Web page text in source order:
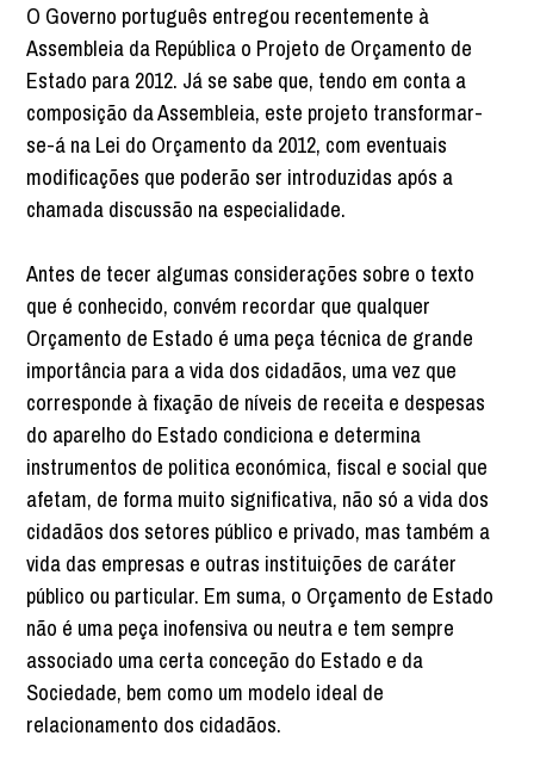
O Governo português entregou recentemente à
Assembleia da República o Projeto de Orçamento de
Estado para 2012. Já se sabe que, tendo em conta a
composição da Assembleia, este projeto transformar-
se-á na Lei do Orçamento da 2012, com eventuais
modificações que poderão ser introduzidas após a
chamada discussão na especialidade.
Antes de tecer algumas considerações sobre o texto
que é conhecido, convém recordar que qualquer
Orçamento de Estado é uma peça técnica de grande
importância para a vida dos cidadãos, uma vez que
corresponde à fixação de níveis de receita e despesas
do aparelho do Estado condiciona e determina
instrumentos de politica económica, fiscal e social que
afetam, de forma muito significativa, não só a vida dos
cidadãos dos setores público e privado, mas também a
vida das empresas e outras instituições de caráter
público ou particular. Em suma, o Orçamento de Estado
não é uma peça inofensiva ou neutra e tem sempre
associado uma certa conceção do Estado e da
Sociedade, bem como um modelo ideal de
relacionamento dos cidadãos.